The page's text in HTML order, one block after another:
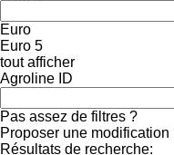
Euro
Euro 5
tout afficher
Agroline ID
Pas assez de filtres ?
Proposer une modification
Résultats de recherche: